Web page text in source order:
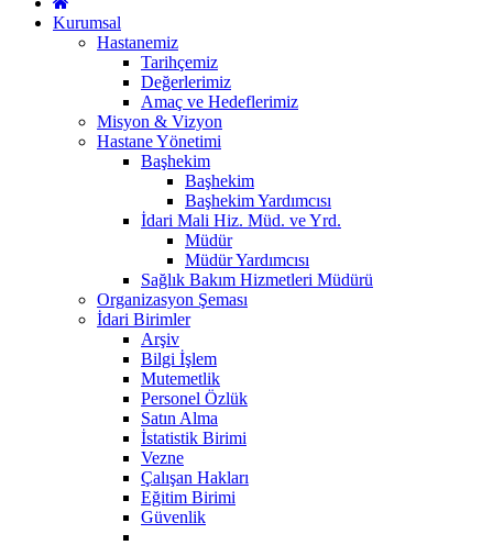
Kurumsal
Hastanemiz
Tarihçemiz
Değerlerimiz
Amaç ve Hedeflerimiz
Misyon & Vizyon
Hastane Yönetimi
Başhekim
Başhekim
Başhekim Yardımcısı
İdari Mali Hiz. Müd. ve Yrd.
Müdür
Müdür Yardımcısı
Sağlık Bakım Hizmetleri Müdürü
Organizasyon Şeması
İdari Birimler
Arşiv
Bilgi İşlem
Mutemetlik
Personel Özlük
Satın Alma
İstatistik Birimi
Vezne
Çalışan Hakları
Eğitim Birimi
Güvenlik